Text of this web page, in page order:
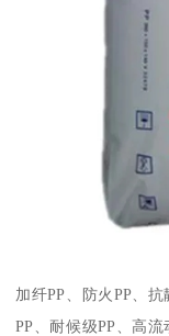
加纤PP 、防火 PP 、
PP 、耐候级PP 、高流